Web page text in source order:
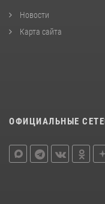
Новости
Карта сайта
ОФИЦИАЛЬНЫЕ